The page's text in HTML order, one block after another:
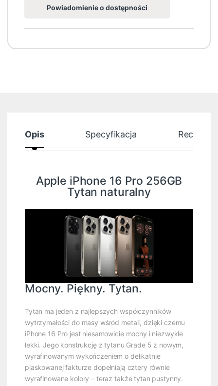
Powiadomienie o dostępności
Opis Specyfikacja Recenzje
Apple iPhone 16 Pro 256GB
Tytan naturalny
Mocny. Piękny. Tytan.
Tytan ma jeden z najlepszych współczynników
wytrzymałości do masy wśród metali, dzięki czemu
iPhone 16 Pro jest niesamowicie mocny i niezwykle
lekki. Jego konstrukcję z tytanu Grade 5 z nowym,
wyrafinowanym wykończeniem o delikatnie
piaskowanej fakturze dopełniają cztery równie
wyrafinowane kolory – teraz także tytan pustynny.